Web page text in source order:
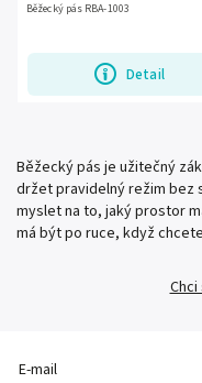
Detail
Běžecký pás RBA-1003
Běžecký pás je užitečný
držet pravidelný režim bez
myslet na to, jaký prostor
má být po ruce, když
E-mail